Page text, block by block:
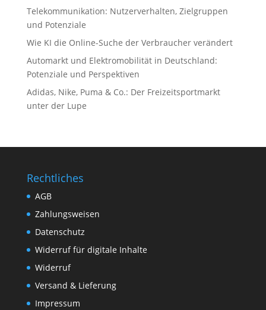
Telekommunikation: Nutzerverhalten, Zielgruppen
und Potenziale
Wie KI die Online-Suche der Verbraucher verändert
Automarkt und Elektromobilität in Deutschland:
Potenziale und Perspektiven
Adidas, Nike, Puma & Co.: Der Freizeitsportmarkt
unter der Lupe
Rechtliches
AGB
Zahlungsweisen
Datenschutz
Widerruf für digitale Inhalte
Widerruf
Versand & Lieferung
Impressum